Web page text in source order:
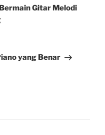
Gitar Melodi
yang Benar